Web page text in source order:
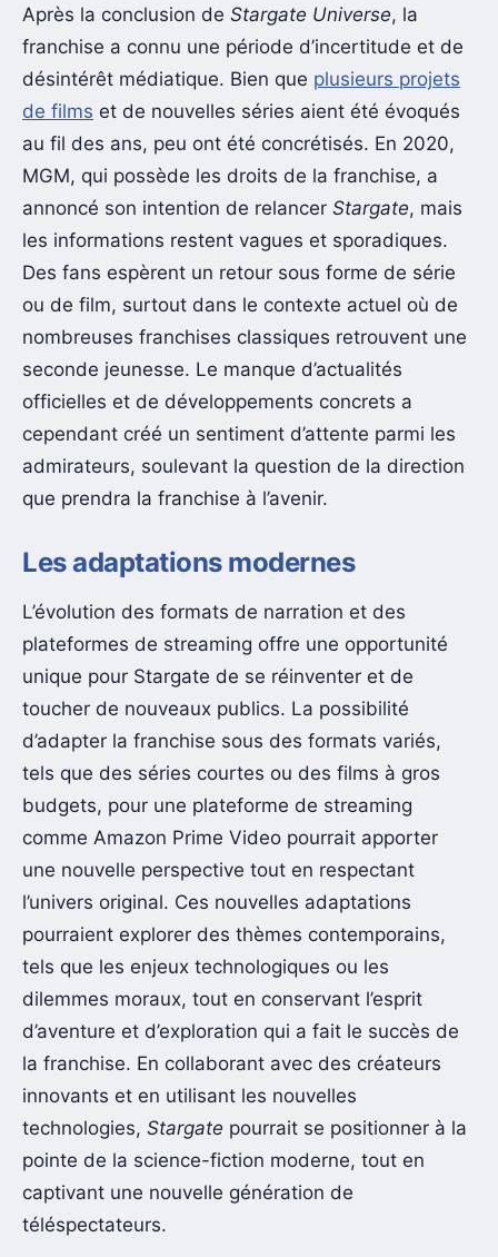
Après la conclusion de Stargate Universe, la
franchise a connu une période d’incertitude et de
désintérêt médiatique. Bien que plusieurs projets
de films et de nouvelles séries aient été évoqués
au fil des ans, peu ont été concrétisés. En 2020,
MGM, qui possède les droits de la franchise, a
annoncé son intention de relancer Stargate, mais
les informations restent vagues et sporadiques.
Des fans espèrent un retour sous forme de série
ou de film, surtout dans le contexte actuel où de
nombreuses franchises classiques retrouvent une
seconde jeunesse. Le manque d’actualités
officielles et de développements concrets a
cependant créé un sentiment d’attente parmi les
admirateurs, soulevant la question de la direction
que prendra la franchise à l’avenir.
Les adaptations modernes
L’évolution des formats de narration et des
plateformes de streaming offre une opportunité
unique pour Stargate de se réinventer et de
toucher de nouveaux publics. La possibilité
d’adapter la franchise sous des formats variés,
tels que des séries courtes ou des films à gros
budgets, pour une plateforme de streaming
comme Amazon Prime Video pourrait apporter
une nouvelle perspective tout en respectant
l’univers original. Ces nouvelles adaptations
pourraient explorer des thèmes contemporains,
tels que les enjeux technologiques ou les
dilemmes moraux, tout en conservant l’esprit
d’aventure et d’exploration qui a fait le succès de
la franchise. En collaborant avec des créateurs
innovants et en utilisant les nouvelles
technologies, Stargate pourrait se positionner à la
pointe de la science-fiction moderne, tout en
captivant une nouvelle génération de
téléspectateurs.